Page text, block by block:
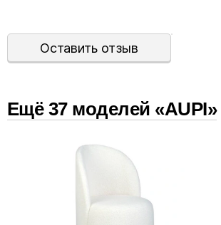
Оставить отзыв
Ещё 37 моделей «AUPI»